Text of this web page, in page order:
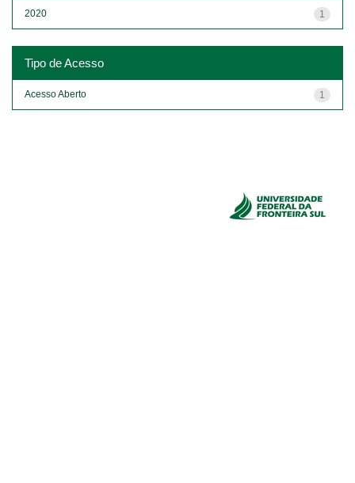
1
2020
Tipo de Acesso
1
Acesso Aberto